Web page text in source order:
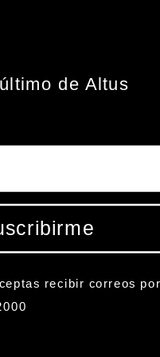
de Altus
recibir correos